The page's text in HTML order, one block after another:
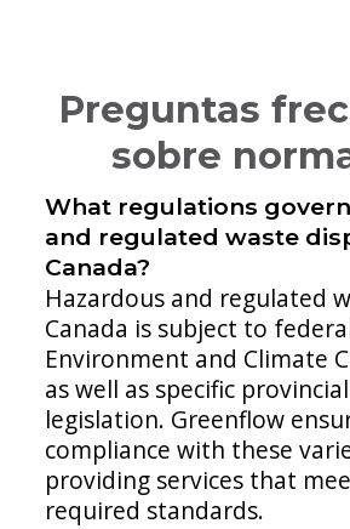
Preguntas
sobre
What regulations
and regulated waste
Canada?
Hazardous and regulated
Canada is subject to
Environment and Climate
as well as specific
legislation. Greenflow
compliance with these
providing services that
required standards.